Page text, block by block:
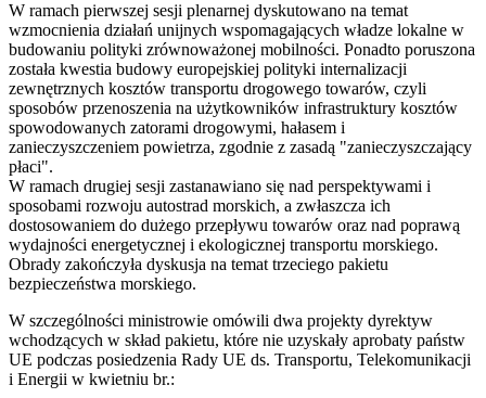
W ramach pierwszej sesji plenarnej dyskutowano na temat
wzmocnienia działań unijnych wspomagających władze lokalne w
budowaniu polityki zrównoważonej mobilności. Ponadto poruszona
została kwestia budowy europejskiej polityki internalizacji
zewnętrznych kosztów transportu drogowego towarów, czyli
sposobów przenoszenia na użytkowników infrastruktury kosztów
spowodowanych zatorami drogowymi, hałasem i
zanieczyszczeniem powietrza, zgodnie z zasadą "zanieczyszczający
płaci".
W ramach drugiej sesji zastanawiano się nad perspektywami i
sposobami rozwoju autostrad morskich, a zwłaszcza ich
dostosowaniem do dużego przepływu towarów oraz nad poprawą
wydajności energetycznej i ekologicznej transportu morskiego.
Obrady zakończyła dyskusja na temat trzeciego pakietu
bezpieczeństwa morskiego.
W szczególności ministrowie omówili dwa projekty dyrektyw
wchodzących w skład pakietu, które nie uzyskały aprobaty państw
UE podczas posiedzenia Rady UE ds. Transportu, Telekomunikacji
i Energii w kwietniu br.: